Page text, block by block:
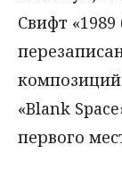
Свифт
композиций
«Blank
первого